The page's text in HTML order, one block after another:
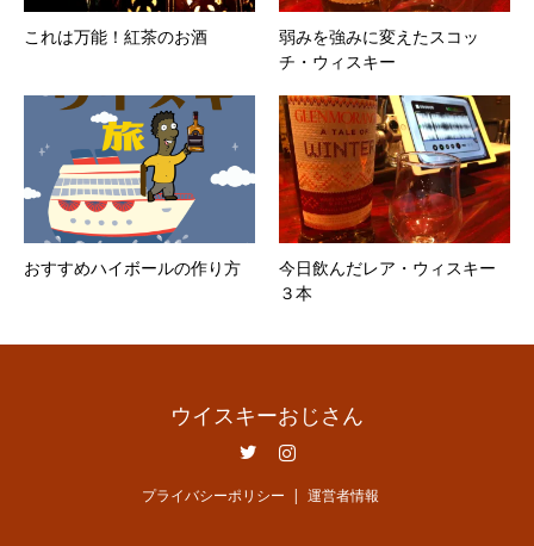
これは万能！紅茶のお酒
弱みを強みに変えたスコッ
チ・ウィスキー
おすすめハイボールの作り方
今日飲んだレア・ウィスキー
３本
ウイスキーおじさん
プライバシーポリシー 運営者情報